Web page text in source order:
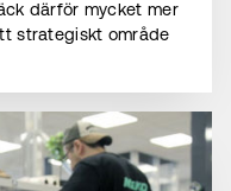
därför mycket mer
strategiskt område